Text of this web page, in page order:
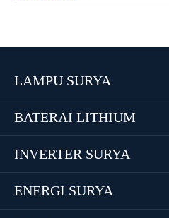
LAMPU SURYA
BATERAI LITHIUM
INVERTER SURYA
ENERGI SURYA